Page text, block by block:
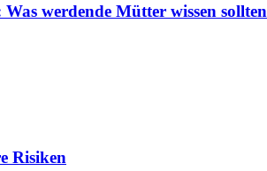
werdende Mütter wissen sollten
Risiken